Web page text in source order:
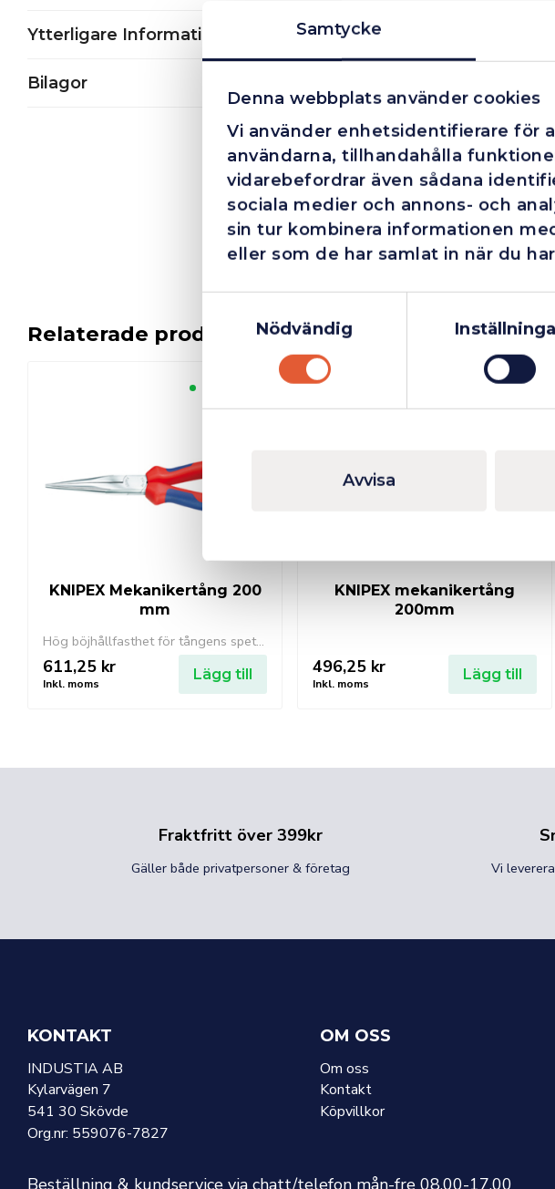
Samtycke
Denna webbplats använder cookies
Vi använder enhetsidentifierare för
användarna, tillhandahålla
vidarebefordrar även sådana
sociala medier och annons- och
sin tur kombinera informationen
eller som de har samlat in när du
Nödvändig
Avvisa
Ytterligare Information
Bilagor
Relaterade produkter
KNIPEX Mekanikertång 200
mm
Hög böjhållfasthet för tångens spetsar. Raka, flata, runda käftar.
611,25 kr
Inkl. moms
Lägg till
Fåtal kvar i lager
KNIPEX mekanikertång
200mm
496,25 kr
Inkl. moms
Lägg till
Fraktfritt över 399kr
Gäller både privatpersoner & företag Vi
KONTAKT
INDUSTIA AB
Kylarvägen 7
541 30 Skövde
Org.nr: 559076-7827
OM OSS
Om oss
Kontakt
Köpvillkor
Beställning & kundservice via chatt/telefon mån-fre 08.00-17.00